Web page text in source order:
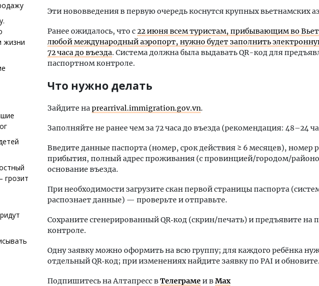
жизни
грозит
Эти нововведения в первую очередь коснутся крупных вьетнамских
Ранее ожидалось, что с22 июня всем туристам, прибывающим во
любой международный аэропорт, нужно будет заполнить
72 часа до въезда. Система должна была выдавать QR-код для
паспортном контроле.
Что нужно делать
Зайдите наprearrival.immigration.gov.vn.
Заполняйте не ранее чем за 72 часа до въезда (рекомендация: 48–24
Введите данные паспорта (номер, срок действия ≥ 6 месяцев), номер
прибытия, полный адрес проживания (с провинцией/городом/
основание въезда.
При необходимости загрузите скан первой страницы паспорта
распознает данные) — проверьте и отправьте.
Сохраните сгенерированный QR‑код (скрин/печать) и предъявите на
контроле.
Одну заявку можно оформить на всю группу; для каждого ребёнка
отдельный QR‑код; при изменениях найдите заявку по PAI и обновите.
Подпишитесь на Алтапресс вТелеграмеи вMax